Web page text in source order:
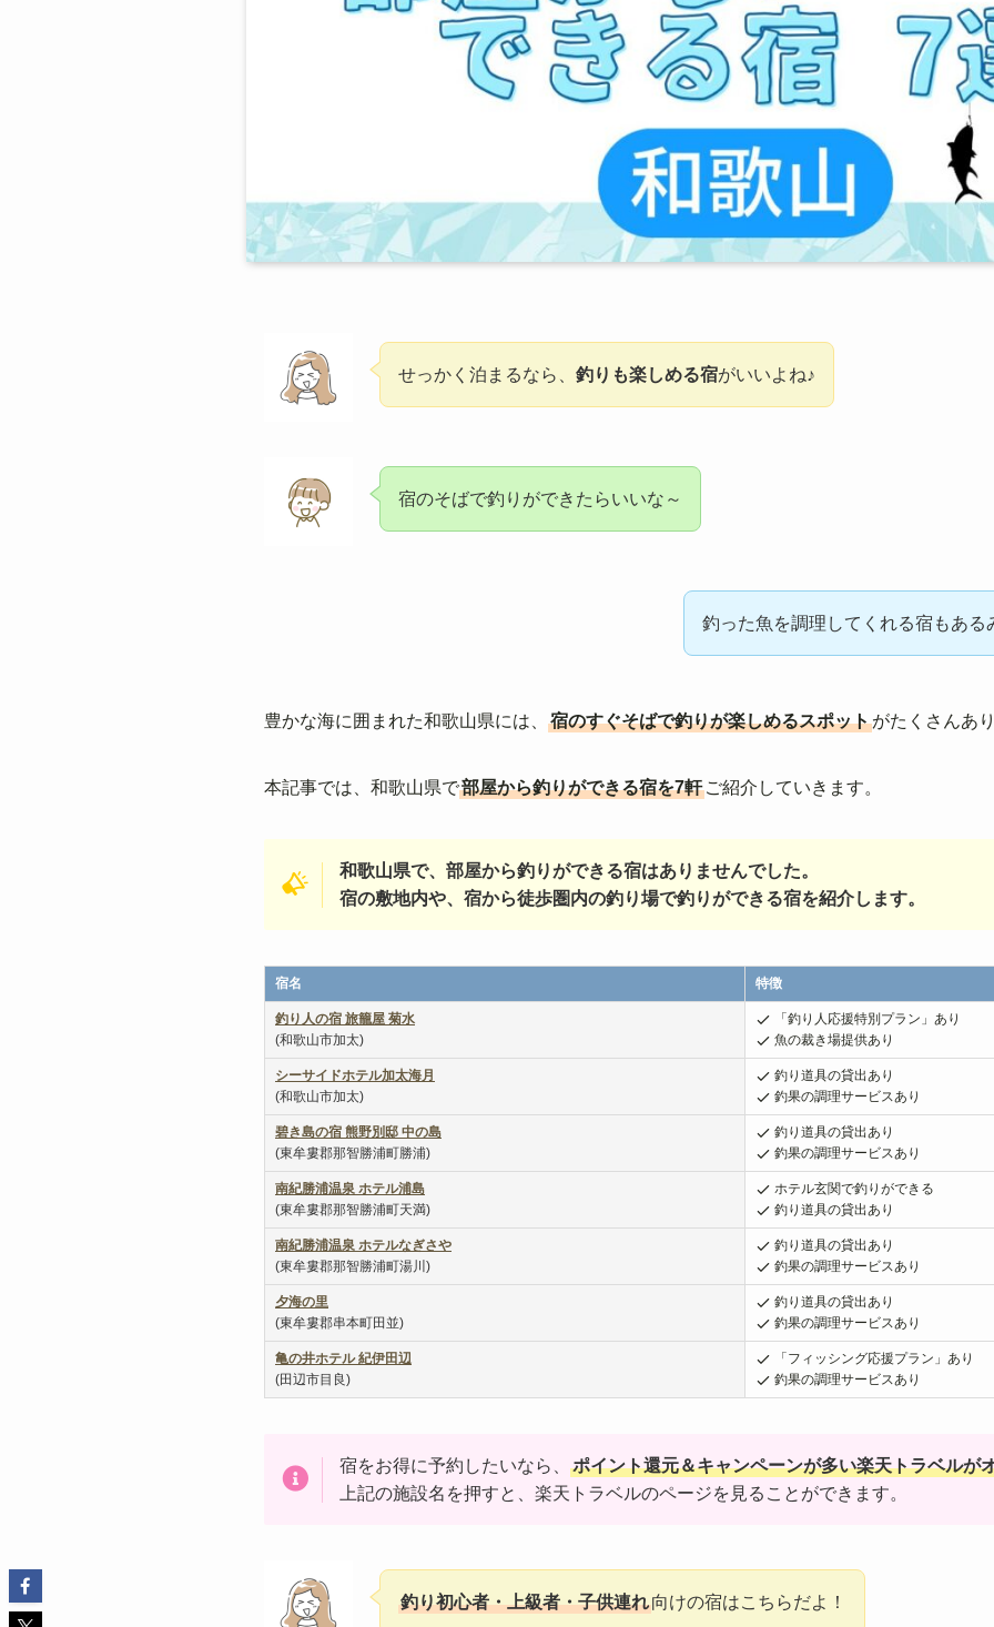
せっかく泊まるなら、 釣りも楽しめる宿がいいよね♪
宿のそばで釣りができたらいいな～
釣った魚を調理してくれる宿もある
豊かな海に囲まれた和歌山県には、 宿のすぐそばで釣りが楽しめるスポットがたくさんあ
本記事では、和歌山県で部屋から釣りができる宿を7軒 ご紹介していきます。
和歌山県で、部屋から釣りができる宿はありませんでした。
宿の敷地内や、宿から徒歩圏内の釣り場で釣りができる宿を紹介します。
宿名 特徴
釣り人の宿 旅籠屋 菊水
(和歌山市加太)
「釣り人応援特別プラン」あり
魚の裁き場提供あり
シーサイドホテル加太海月
(和歌山市加太)
釣り道具の貸出あり
釣果の調理サービスあり
碧き島の宿 熊野別邸 中の島
(東牟婁郡那智勝浦町勝浦)
釣り道具の貸出あり
釣果の調理サービスあり
南紀勝浦温泉 ホテル浦島
(東牟婁郡那智勝浦町天満)
ホテル玄関で釣りができる
釣り道具の貸出あり
南紀勝浦温泉 ホテルなぎさや
(東牟婁郡那智勝浦町湯川)
釣り道具の貸出あり
釣果の調理サービスあり
夕海の里
(東牟婁郡串本町田並)
釣り道具の貸出あり
釣果の調理サービスあり
亀の井ホテル 紀伊田辺
(田辺市目良)
「フィッシング応援プラン」あり
釣果の調理サービスあり
宿をお得に予約したいなら、
ポイント還元＆キャンペーンが多い楽天トラベルが
上記の施設名を押すと、楽天トラベルのページを見ることができます。
釣り初心者・上級者・子供連れ向けの宿はこちらだよ！